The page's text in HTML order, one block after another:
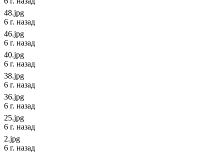
48.jpg
6 г. назад
46.jpg
6 г. назад
40.jpg
6 г. назад
38.jpg
6 г. назад
36.jpg
6 г. назад
25.jpg
6 г. назад
2.jpg
6 г. назад